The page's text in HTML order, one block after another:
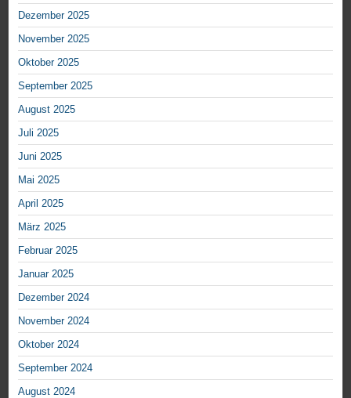
Dezember 2025
November 2025
Oktober 2025
September 2025
August 2025
Juli 2025
Juni 2025
Mai 2025
April 2025
März 2025
Februar 2025
Januar 2025
Dezember 2024
November 2024
Oktober 2024
September 2024
August 2024